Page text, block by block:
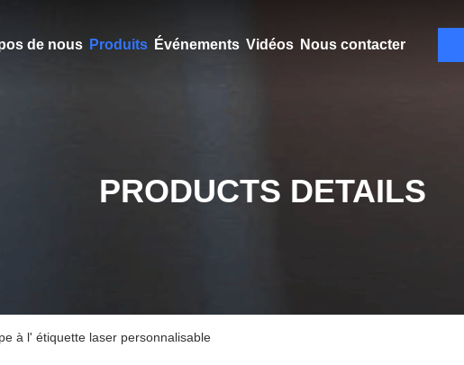
de nous Produits Événements Vidéos Nous contacter
PRODUCTS DETAILS
à l' étiquette laser personnalisable